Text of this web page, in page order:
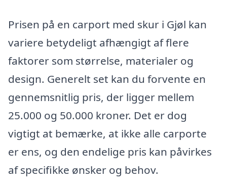
Prisen på en carport med skur i Gjøl kan
variere betydeligt afhængigt af flere
faktorer som størrelse, materialer og
design. Generelt set kan du forvente en
gennemsnitlig pris, der ligger mellem
25.000 og 50.000 kroner. Det er dog
vigtigt at bemærke, at ikke alle carporte
er ens, og den endelige pris kan påvirkes
af specifikke ønsker og behov.